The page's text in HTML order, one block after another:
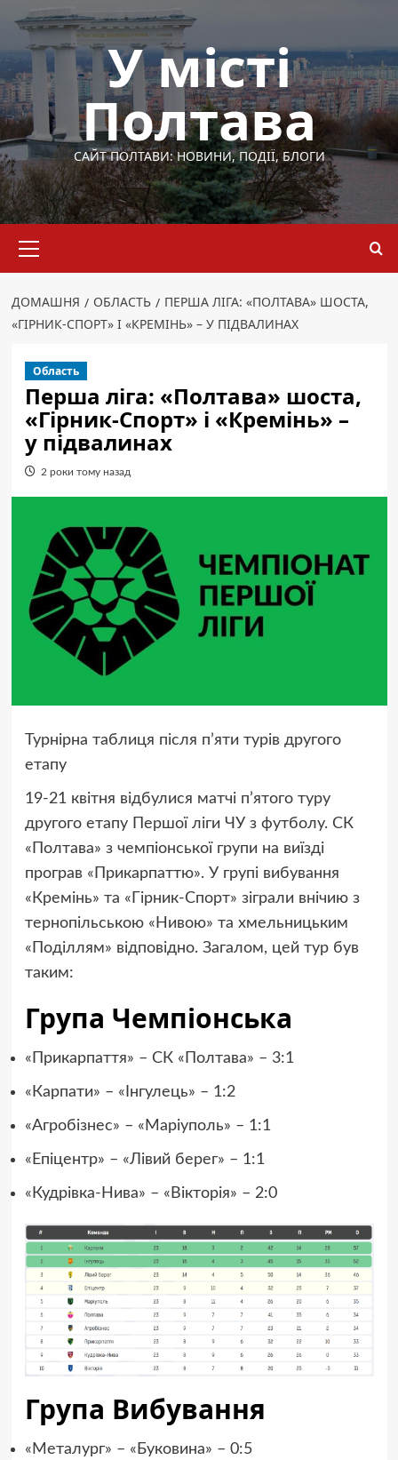
Перейти
вмісту
У місті
Полтава
САЙТ ПОЛТАВИ: НОВИНИ, ПОДІЇ, БЛОГИ
меню
ДОМАШНЯ ОБЛАСТЬ
ПЕРША ЛІГА: «ПОЛТАВА» ШОСТА,
«ГІРНИК-СПОРТ» І «КРЕМІНЬ» – У ПІДВАЛИНАХ
Область
Перша ліга: «Полтава» шоста,
«Гірник-Спорт» і «Кремінь» –
у підвалинах
2 роки тому назад
Турнірна таблиця після п’яти турів другого
етапу
19-21 квітня відбулися матчі п’ятого туру
другого етапу Першої ліги ЧУ з футболу. СК
«Полтава» з чемпіонської групи на виїзді
програв «Прикарпаттю». У групі вибування
«Кремінь» та «Гірник-Спорт» зіграли внічию з
тернопільською «Нивою» та хмельницьким
«Поділлям» відповідно. Загалом, цей тур був
таким:
Група Чемпіонська
«Прикарпаття» – СК «Полтава» – 3:1
«Карпати» – «Інгулець» – 1:2
«Агробізнес» – «Маріуполь» – 1:1
«Епіцентр» – «Лівий берег» – 1:1
«Кудрівка-Нива» – «Вікторія» – 2:0
Група Вибування
«Металург» – «Буковина» – 0:5